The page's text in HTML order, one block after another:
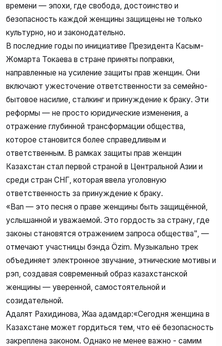
времени — эпохи, где свобода, достоинство и
безопасность каждой женщины защищены не только
культурно, но и законодательно.
В последние годы по инициативе Президента Касым-
Жомарта Токаева в стране приняты поправки,
направленные на усиление защиты прав женщин. Они
включают ужесточение ответственности за семейно-
бытовое насилие, сталкинг и принуждение к браку. Эти
реформы — не просто юридические изменения, а
отражение глубинной трансформации общества,
которое становится более справедливым и
ответственным. В рамках защиты прав женщин
Казахстан стал первой страной в Центральной Азии и
среди стран СНГ, которая ввела уголовную
ответственность за принуждение к браку.
«Ban — это песня о праве женщины быть защищённой,
услышанной и уважаемой. Это гордость за страну, где
законы становятся отражением запроса общества", —
отмечают участницы бэнда Özim. Музыкально трек
объединяет электронное звучание, этнические мотивы и
рэп, создавая современный образ казахстанской
женщины — уверенной, самостоятельной и
созидательной.
Адалят Рахидинова, Жаңа адамдар:«Сегодня женщина в
Казахстане может гордиться тем, что её безопасность
закреплена законом. Однако не менее важно - самим